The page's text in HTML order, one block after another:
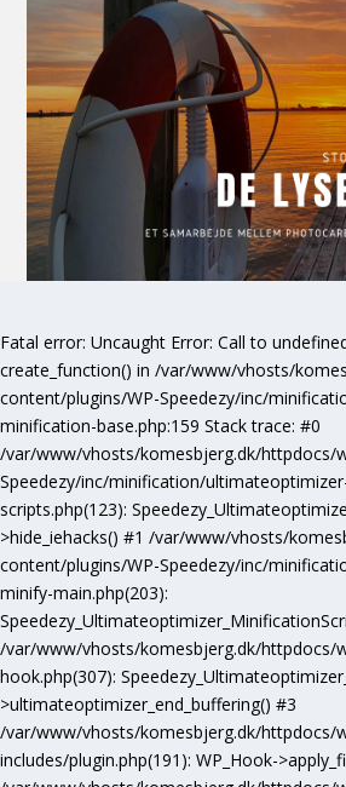
Fatal error: Uncaught Error: Call to
create_function() in /var/www/vhosts/
content/plugins/WP-Speedezy/inc/
minification-base.php:159 Stack trace: #0
/var/www/vhosts/komesbjerg.dk/httpdocs/
Speedezy/inc/minification/
scripts.php(123):
>hide_iehacks() #1 /var/www/vhosts/
content/plugins/WP-Speedezy/inc/
minify-main.php(203):
/var/www/vhosts/komesbjerg.dk/httpdocs/
hook.php(307):
>ultimateoptimizer_end_buffering() #3
/var/www/vhosts/komesbjerg.dk/httpdocs/
includes/plugin.php(191): WP_Hook-